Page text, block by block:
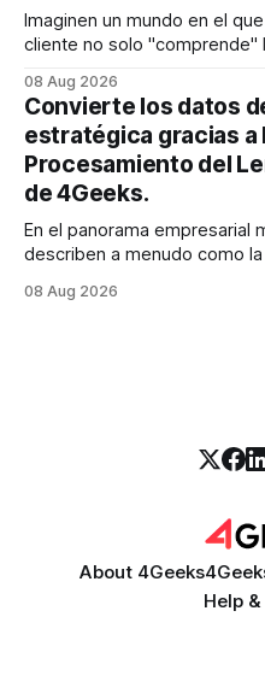
Imaginen un mundo en el
cliente no solo "comprende"
tono en tiempo real para ser
compleja disputa de
08 Aug 2026
Convierte los datos
estratégica gracias a
Procesamiento del
de 4Geeks.
En el panorama empresarial
describen a menudo como
realidad es más parecida a
08 Aug 2026
About 4Geeks
Help